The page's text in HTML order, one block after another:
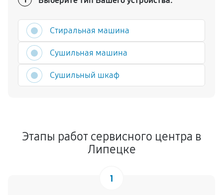
Стиральная машина
Сушильная машина
Сушильный шкаф
Этапы работ сервисного центра в
Липецке
1